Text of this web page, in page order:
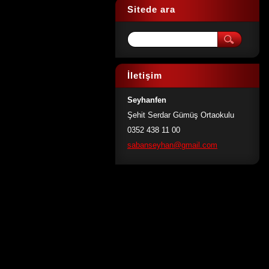
Sitede ara
İletişim
Seyhanfen
Şehit Serdar Gümüş Ortaokulu
0352 438 11 00
sabanseyhan@gmai l.com